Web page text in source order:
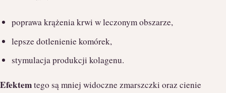
poprawa krążenia krwi w leczonym obszarze,
lepsze dotlenienie komórek,
stymulacja produkcji kolagenu.
Efektemtego są mniej widoczne zmarszczki oraz cienie